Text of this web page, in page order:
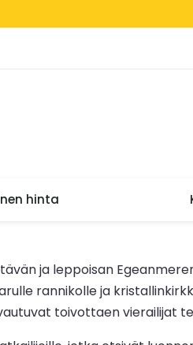
hinta
ja leppoisan
rannikolle ja
toivottaen vierailijat